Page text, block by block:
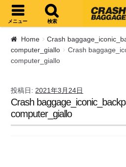
ナビゲーションへスキップ
コンテンツへスキップ
メニュー 検索
Home
Crash
computer_giallo
Crash
computer_giallo
投稿日: 2021年3月24日
Crash
computer_giallo